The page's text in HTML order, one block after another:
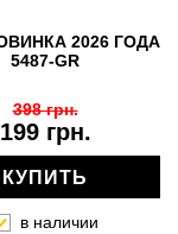
2026 ГОДА
5487-GR
199 грн.
398 грн.
КУПИТЬ
в наличии